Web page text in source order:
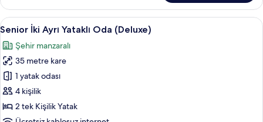
Oda
(Deluxe)
hakkında
fazla
detay
Senior
İki
Ayrı
Yataklı
Oda
(Deluxe)
için
tüm
7
Senior İki Ayrı Yataklı Oda (Deluxe)
Şehir manzaralı
35 metre kare
1 yatak odası
4 kişilik
2 tek Kişilik Yatak